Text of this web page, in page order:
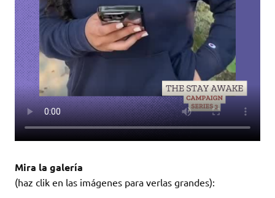
Mira la galería
(haz clik en las imágenes para verlas grandes):